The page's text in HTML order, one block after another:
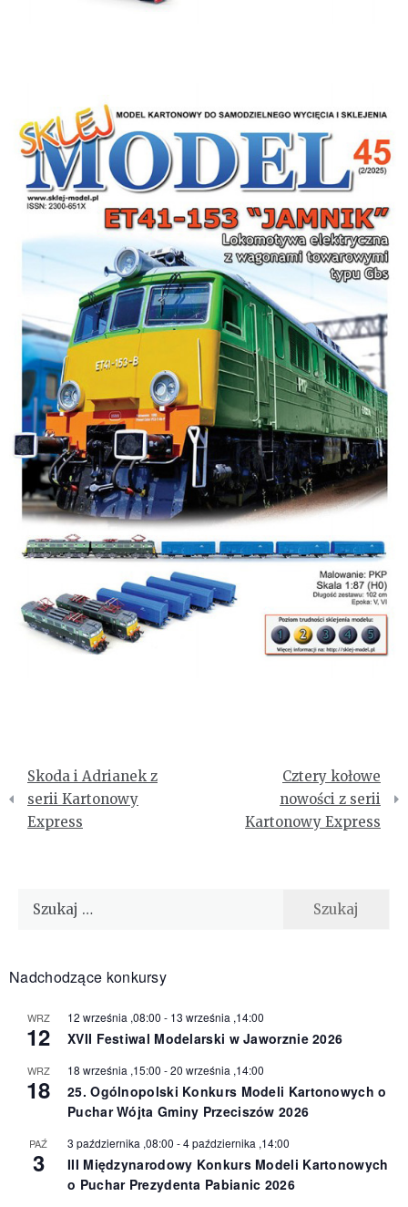
Nawigacja
wpisu
Skoda i Adrianek z
serii Kartonowy
Express
Cztery kołowe
nowości z serii
Kartonowy Express
Szukaj:
Nadchodzące konkursy
WRZ
12
12 września ,08:00 - 13 września ,14:00
XVII Festiwal Modelarski w Jaworznie 2026
WRZ
18
18 września ,15:00 -20 września ,14:00
25. Ogólnopolski Konkurs Modeli Kartonowych o
Puchar Wójta Gminy Przeciszów 2026
PAŹ
3
3 października ,08:00 -4 października ,14:00
III Międzynarodowy Konkurs Modeli Kartonowych
o Puchar Prezydenta Pabianic 2026